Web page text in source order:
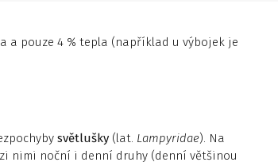
a pouze 4 % tepla (například u výbojek je
světlušky (lat. Lampyridae). Na
nimi noční i denní druhy (denní většinou